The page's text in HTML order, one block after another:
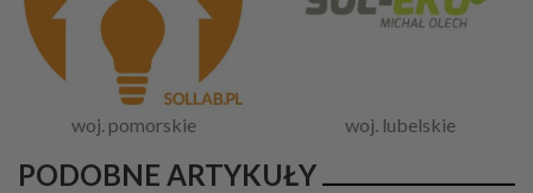
woj. pomorskie woj. lubelskie
PODOBNE ARTYKUŁY